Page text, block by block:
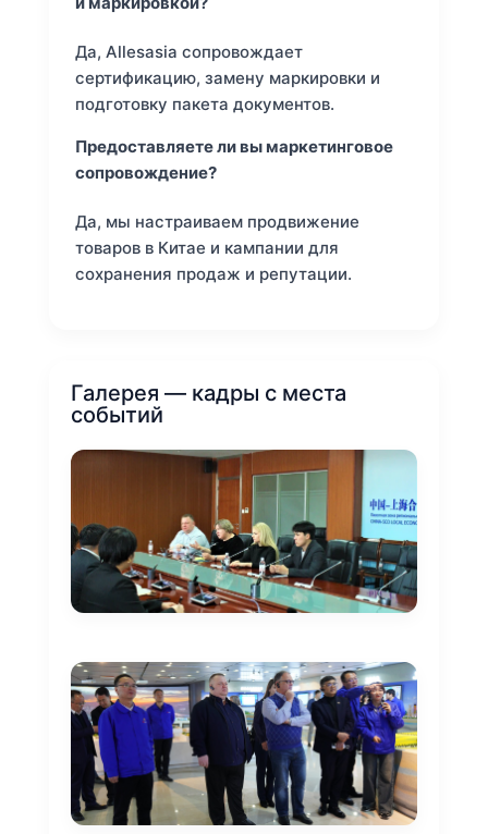
Да, Allesasia сопровождает
сертификацию, замену маркировки и
подготовку пакета документов.
Предоставляете ли вы маркетинговое
сопровождение?
Да, мы настраиваем продвижение
товаров в Китае и кампании для
сохранения продаж и репутации.
Галерея — кадры с места
событий